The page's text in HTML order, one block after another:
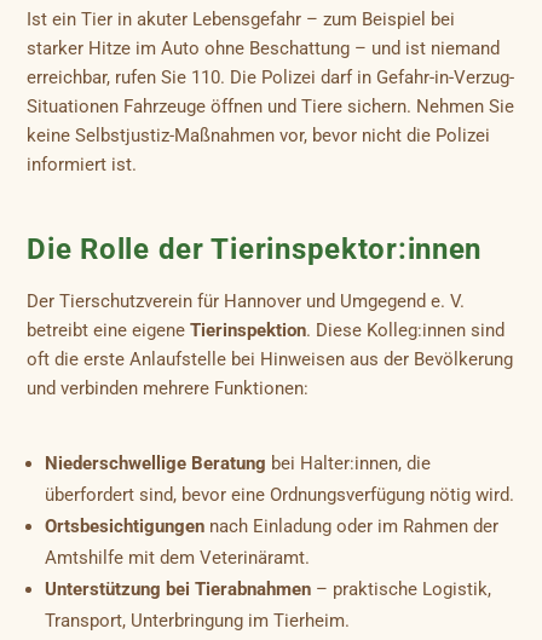
Ist ein Tier in akuter Lebensgefahr – zum Beispiel bei
starker Hitze im Auto ohne Beschattung – und ist niemand
erreichbar, rufen Sie 110. Die Polizei darf in Gefahr-in-Verzug-
Situationen Fahrzeuge öffnen und Tiere sichern. Nehmen Sie
keine Selbstjustiz-Maßnahmen vor, bevor nicht die Polizei
informiert ist.
Die Rolle der Tierinspektor:innen
Der Tierschutzverein für Hannover und Umgegend e. V.
betreibt eine eigeneTierinspektion. Diese Kolleg:innen sind
oft die erste Anlaufstelle bei Hinweisen aus der Bevölkerung
und verbinden mehrere Funktionen:
Niederschwellige Beratung bei Halter:innen, die
überfordert sind, bevor eine Ordnungsverfügung nötig wird.
Ortsbesichtigungen nach Einladung oder im Rahmen der
Amtshilfe mit dem Veterinäramt.
Unterstützung bei Tierabnahmen – praktische Logistik,
Transport, Unterbringung im Tierheim.